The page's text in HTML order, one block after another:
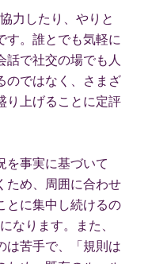
力したり、やりと
す。誰とでも気軽に
話で社交の場でも人
のではなく、さまざ
り上げることに定評
を事実に基づいて
ため、周囲に合わせ
とに集中し続けるの
なります。また、
は苦手で、「規則は